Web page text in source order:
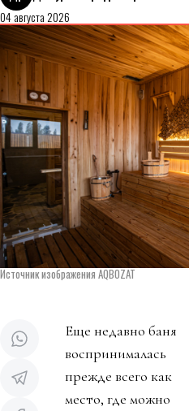
04 августа 2026
Источник изображения AQBOZAT
Еще недавно баня
воспринималась
прежде всего как
место, где можно